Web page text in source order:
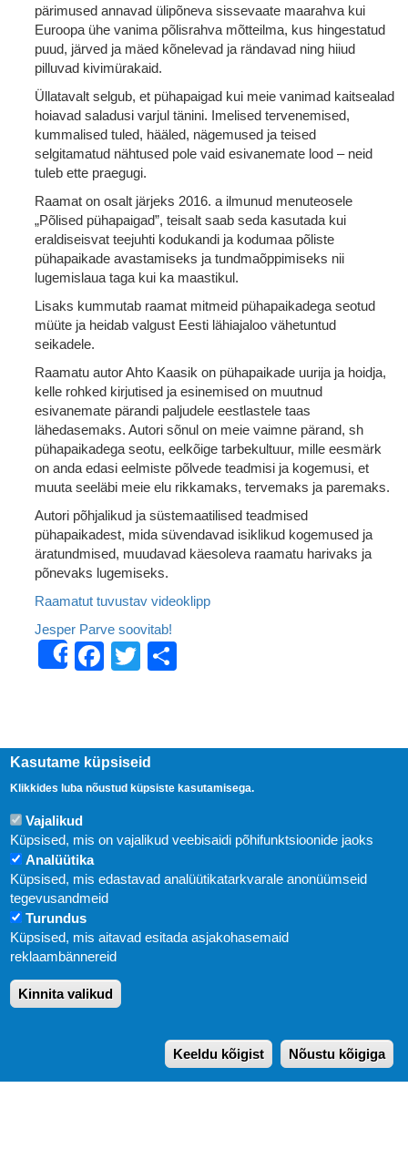
pärimused annavad ülipõneva sissevaate maarahva kui
Euroopa ühe vanima põlisrahva mõtteilma, kus hingestatud
puud, järved ja mäed kõnelevad ja rändavad ning hiiud
pilluvad kivimürakaid.
Üllatavalt selgub, et pühapaigad kui meie vanimad kaitsealad
hoiavad saladusi varjul tänini. Imelised tervenemised,
kummalised tuled, hääled, nägemused ja teised
selgitamatud nähtused pole vaid esivanemate lood – neid
tuleb ette praegugi.
Raamat on osalt järjeks 2016. a ilmunud menuteosele
„Põlised pühapaigad”, teisalt saab seda kasutada kui
eraldiseisvat teejuhti kodukandi ja kodumaa põliste
pühapaikade avastamiseks ja tundmaõppimiseks nii
lugemislaua taga kui ka maastikul.
Lisaks kummutab raamat mitmeid pühapaikadega seotud
müüte ja heidab valgust Eesti lähiajaloo vähetuntud
seikadele.
Raamatu autor Ahto Kaasik on pühapaikade uurija ja hoidja,
kelle rohked kirjutised ja esinemised on muutnud
esivanemate pärandi paljudele eestlastele taas
lähedasemaks. Autori sõnul on meie vaimne pärand, sh
pühapaikadega seotu, eelkõige tarbekultuur, mille eesmärk
on anda edasi eelmiste põlvede teadmisi ja kogemusi, et
muuta seeläbi meie elu rikkamaks, tervemaks ja paremaks.
Autori põhjalikud ja süstemaatilised teadmised
pühapaikadest, mida süvendavad isiklikud kogemused ja
äratundmised, muudavad käesoleva raamatu harivaks ja
põnevaks lugemiseks.
Raamatut tuvustav videoklipp
Jesper Parve soovitab!
ShareFacebook
Twitter
Uudised
KIRJASTUS PEGASUS OÜ © 2020
Paldiski mnt. 29 (A korpus VI korrus), Tallinn
E-post:pegasus[at]pegasus.ee
Kasutame küpsiseid
Klikkides luba nõustud küpsiste kasutamisega.
Vajalikud
Küpsised, mis on vajalikud veebisaidi põhifunktsioonide jaoks
Analüütika
Küpsised, mis edastavad analüütikatarkvarale anonüümseid
tegevusandmeid
Turundus
Küpsised, mis aitavad esitada asjakohasemaid
reklaambännereid
Kinnita valikud
Keeldu kõigist Nõustu kõigiga